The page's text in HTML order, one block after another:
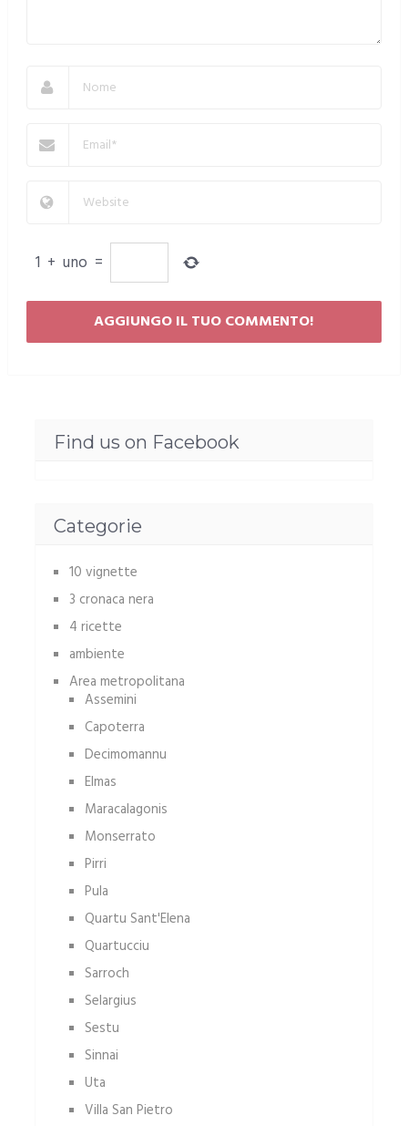
1 + uno =
Find us on Facebook
Categorie
10 vignette
3 cronaca nera
4 ricette
ambiente
Area metropolitana
Assemini
Capoterra
Decimomannu
Elmas
Maracalagonis
Monserrato
Pirri
Pula
Quartu Sant'Elena
Quartucciu
Sarroch
Selargius
Sestu
Sinnai
Uta
Villa San Pietro